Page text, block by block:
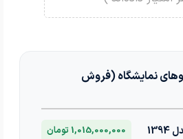
نمایشگاه (فروش
1,015,000,000 تومان